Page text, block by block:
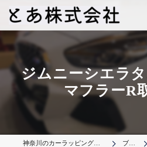
ジムニーシエラ
マフラーR
神奈川のカーラッピングはとあ株式会社 ブログ